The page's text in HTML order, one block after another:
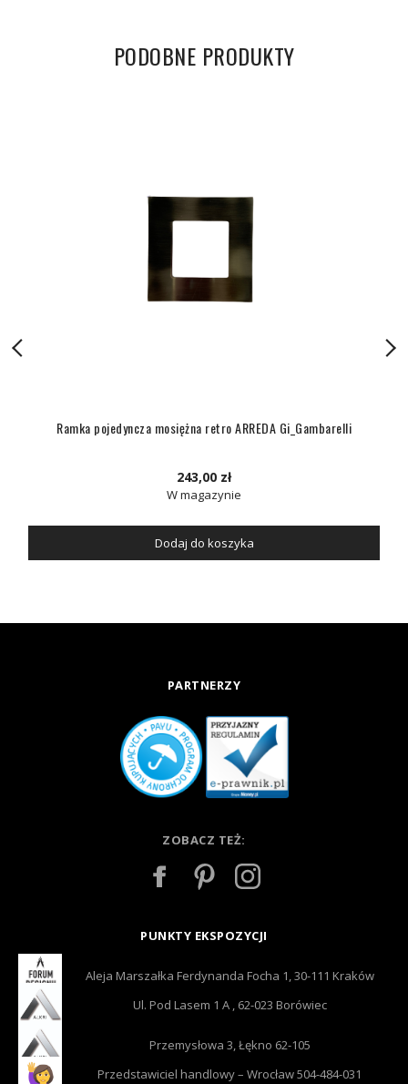
PODOBNE PRODUKTY
Ramka pojedyncza mosiężna retro ARREDA Gi_Gambarelli
243,00 zł
W magazynie
Dodaj do koszyka
PARTNERZY
ZOBACZ TEŻ:
PUNKTY EKSPOZYCJI
Aleja Marszałka Ferdynanda Focha 1, 30-111 Kraków
Ul. Pod Lasem 1 A , 62-023 Borówiec
Przemysłowa 3, Łękno 62-105
Przedstawiciel handlowy – Wrocław 504-484-031